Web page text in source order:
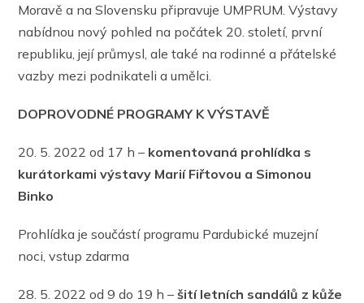
Moravě a na Slovensku připravuje UMPRUM. Výstavy
nabídnou nový pohled na počátek 20. století, první
republiku, její průmysl, ale také na rodinné a přátelské
vazby mezi podnikateli a umělci.
DOPROVODNÉ PROGRAMY K VÝSTAVĚ
20. 5. 2022 od 17 h – komentovaná prohlídka s
kurátorkami výstavy Marií Fiřtovou a Simonou
Binko
Prohlídka je součástí programu Pardubické muzejní
noci, vstup zdarma
28. 5. 2022 od 9 do 19 h –šití letních sandálů z kůže